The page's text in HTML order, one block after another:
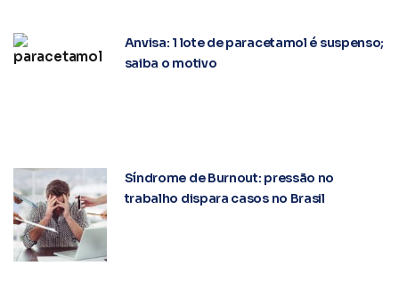
Anvisa: 1 lote de paracetamol é suspenso;
saiba o motivo
Síndrome de Burnout: pressão no
trabalho dispara casos no Brasil